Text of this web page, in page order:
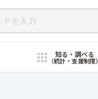
知る・調べる
（統計・支援制度）